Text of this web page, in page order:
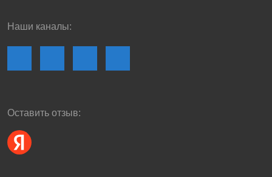
Наши каналы:
Оставить отзыв: